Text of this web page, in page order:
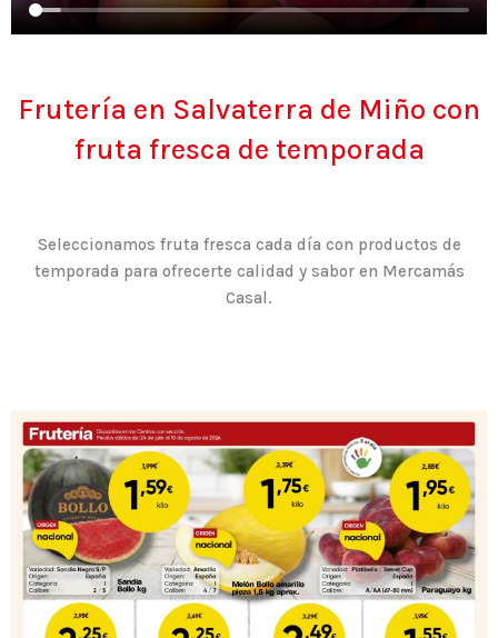
Frutería en Salvaterra de Miño con
fruta fresca de temporada
Seleccionamos fruta fresca cada día con productos de
temporada para ofrecerte calidad y sabor en Mercamás
Casal.